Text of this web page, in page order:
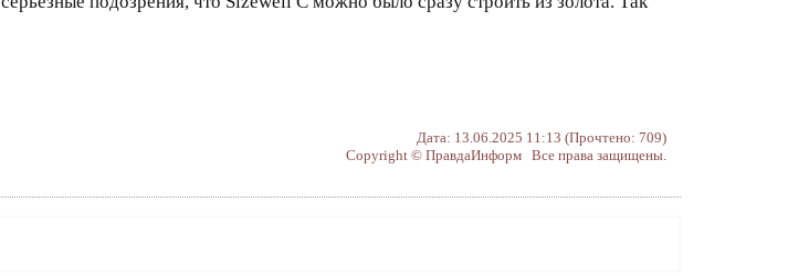
Дата: 13.06.2025 11:13 (Прочтено: 709)
Copyright © ПравдаИнформ Все права защищены.